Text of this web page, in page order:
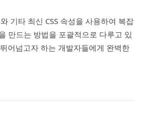
기타 최신 CSS 속성을 사용하여 복잡
만드는 방법을 포괄적으로 다루고 있
어넘고자 하는 개발자들에게 완벽한